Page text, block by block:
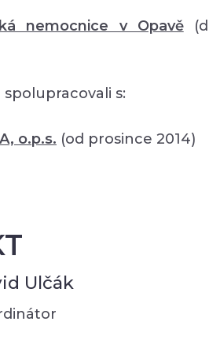
nemocnice v Opavě(d
s:
o.p.s. (od prosince 2014)
Ulčák